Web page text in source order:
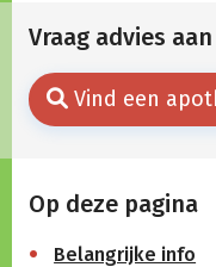
Vraag advies
Vind een
Op deze pagina
Belangrijke info